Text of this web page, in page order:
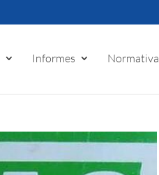
Informes Normativa